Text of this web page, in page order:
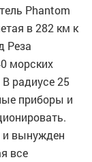
Phantom
в 282 км к
Реза
морских
В радиусе 25
приборы и
и вынужден
все